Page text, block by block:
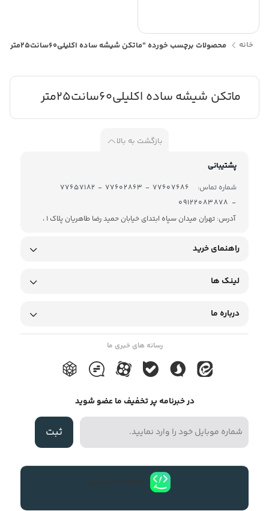
خانه محصولات برچسب خورده “ماتکن شیشه ساده اکلیلی60سانت25متر”
ماتکن شیشه ساده اکلیلی60سانت25متر
بازگشت به بالا
پشتیبانی
شماره تماس:
- 09122083878
آدرس: تهران میدان سپاه ابتدای خیابان حمید رضا طاهریان پلاک 1 ،
راهنمای خرید
لینک ها
درباره ما
رسانه های خبری ما
در خبرنامه پر تخفیف ما عضو شوید
ثبت